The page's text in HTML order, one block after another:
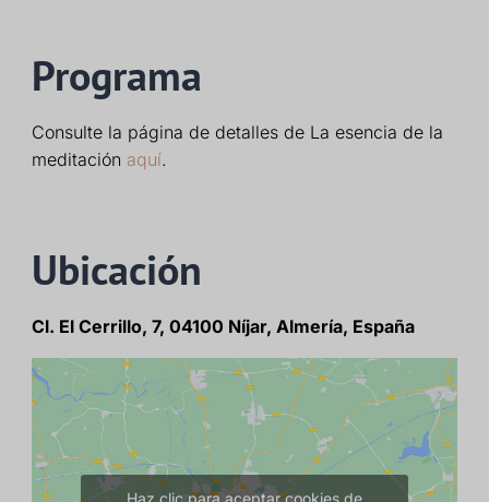
Programa
Consulte la página de detalles de La esencia de la
meditación aquí.
Ubicación
Cl. El Cerrillo, 7, 04100 Níjar, Almería, España
Haz clic para aceptar cookies de